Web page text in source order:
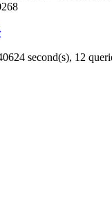
second(s), 12